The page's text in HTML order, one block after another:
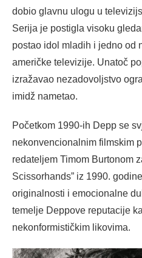
dobio glavnu ulogu u
Serija je postigla visoku
postao idol mladih i jedno od
američke televizije. Unatoč
izražavao nezadovoljstvo
imidž nametao.
Početkom 1990-ih Depp se
nekonvencionalnim filmskim
redateljem Timom Burtonom
Scissorhands” iz 1990.
originalnosti i emocionalne
temelje Deppove reputacije
nekonformističkim likovima.